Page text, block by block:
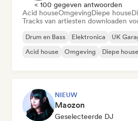
< 100 gegeven antwoorden
Acid houseOmgevingDiepe house
Tracks van artiesten downloaden
Drum en Bass Elektronica
UK
Acid house
Omgeving Diepe house
NIEUW
Maozon
Geselecteerde DJ